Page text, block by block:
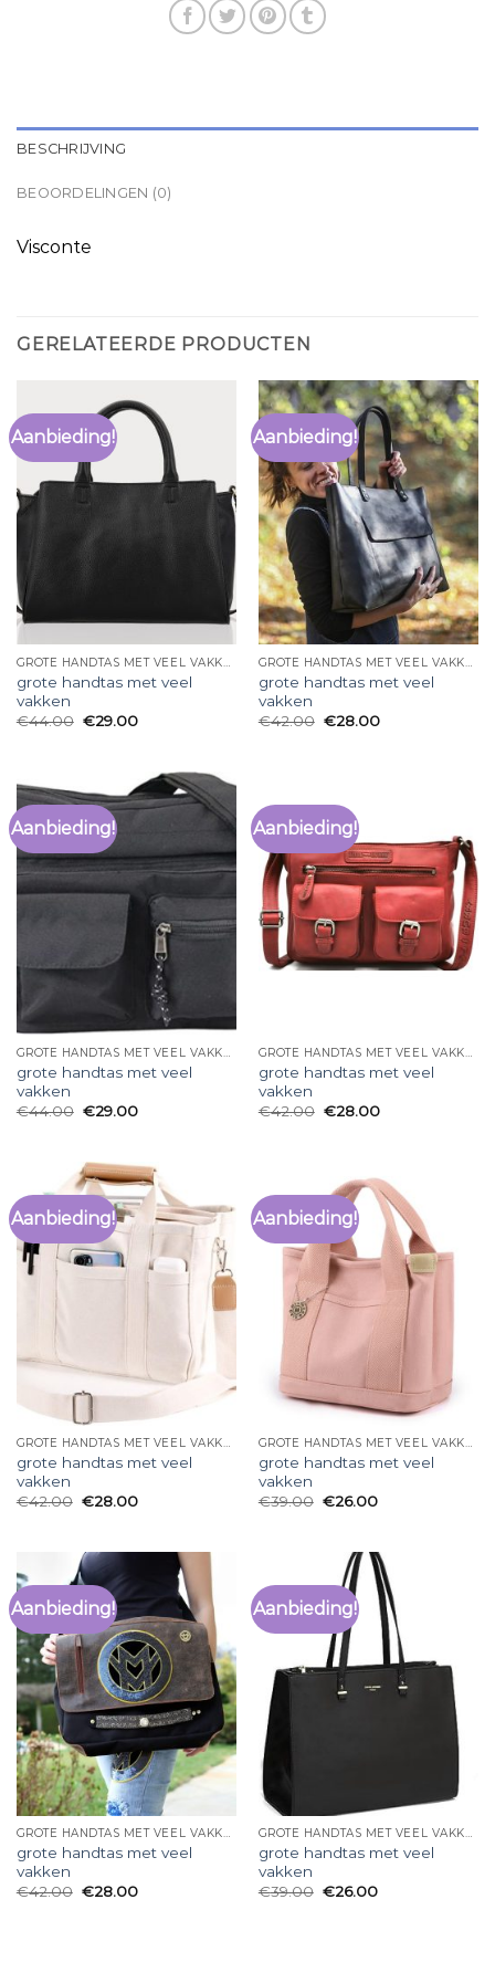
BESCHRIJVING
BEOORDELINGEN (0)
Visconte
GERELATEERDE PRODUCTEN
Aanbieding!
GROTE HANDTAS MET VEEL VAKKEN
grote handtas met veel
vakken
€44.00 €29.00
Aanbieding!
GROTE HANDTAS MET VEEL VAKKEN
grote handtas met veel
vakken
€42.00 €28.00
Aanbieding!
GROTE HANDTAS MET VEEL VAKKEN
grote handtas met veel
vakken
€44.00 €29.00
Aanbieding!
GROTE HANDTAS MET VEEL VAKKEN
grote handtas met veel
vakken
€42.00 €28.00
Aanbieding!
GROTE HANDTAS MET VEEL VAKKEN
grote handtas met veel
vakken
€42.00 €28.00
Aanbieding!
GROTE HANDTAS MET VEEL VAKKEN
grote handtas met veel
vakken
€39.00 €26.00
Aanbieding!
GROTE HANDTAS MET VEEL VAKKEN
grote handtas met veel
vakken
€42.00 €28.00
Aanbieding!
GROTE HANDTAS MET VEEL VAKKEN
grote handtas met veel
vakken
€39.00 €26.00